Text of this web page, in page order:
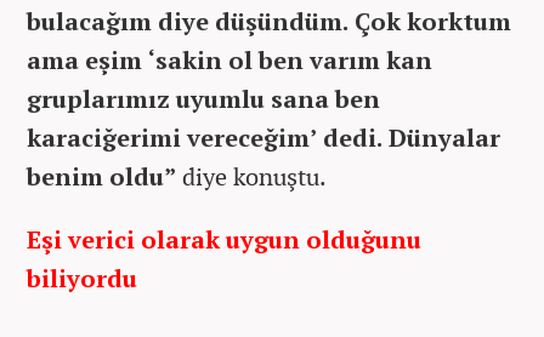
bulacağım diye düşündüm. Çok korktum
ama eşim ‘sakin ol ben varım kan
gruplarımız uyumlu sana ben
karaciğerimi vereceğim’ dedi. Dünyalar
benim oldu” diye konuştu.
Eşi verici olarak uygun olduğunu
biliyordu